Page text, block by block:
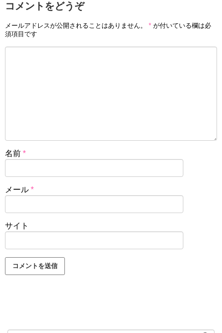
コメントをどうぞ
メールアドレスが公開されることはありません。 * が付いている欄は必
須項目です
名前 *
メール *
サイト